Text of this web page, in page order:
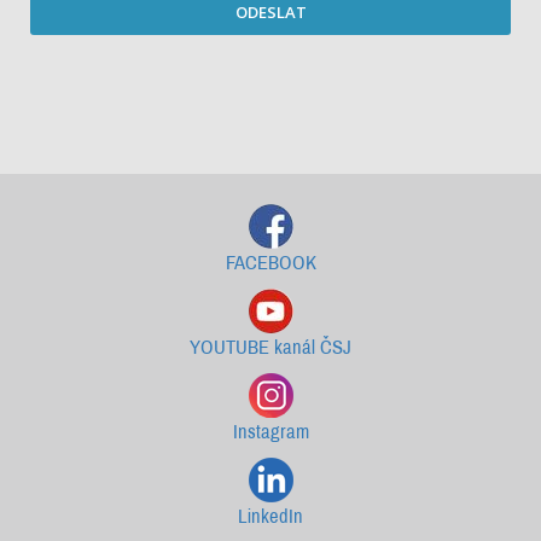
ODESLAT
FACEBOOK
YOUTUBE kanál ČSJ
Instagram
LinkedIn